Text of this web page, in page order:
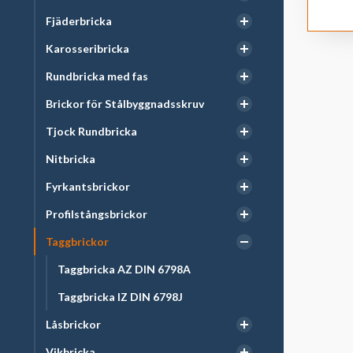
Fjäderbricka
Karosseribricka
Rundbricka med fas
Brickor för Stålbyggnadsskruv
Tjock Rundbricka
Nitbricka
Fyrkantsbrickor
Profilstångsbrickor
Taggbrickor
Taggbricka AZ DIN 6798A
Taggbricka IZ DIN 6798J
Låsbrickor